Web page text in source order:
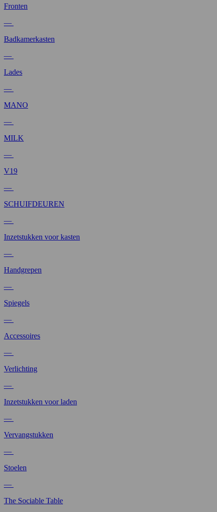
Fronten
—
Badkamerkasten
—
Lades
—
MANO
—
MILK
—
V19
—
SCHUIFDEUREN
—
Inzetstukken voor kasten
—
Handgrepen
—
Spiegels
—
Accessoires
—
Verlichting
—
Inzetstukken voor laden
—
Vervangstukken
—
Stoelen
—
The Sociable Table